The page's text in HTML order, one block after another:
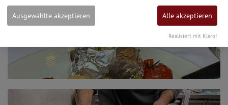
Ausgewählte akzeptieren Alle akzeptieren
Realisiert mit Klaro!